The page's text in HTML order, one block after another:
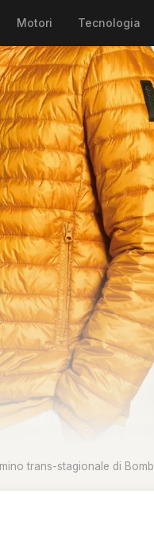
Motori Tecnologia
trans-stagionale di